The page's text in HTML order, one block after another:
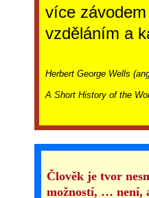
více
vzděláním a
Herbert George Wells
A Short History of the
Člověk je tvor
možností, … není,